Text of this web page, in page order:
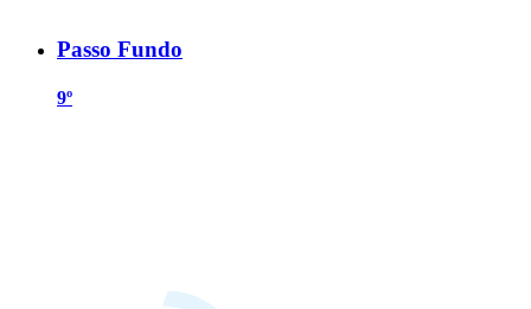
Passo Fundo
9º